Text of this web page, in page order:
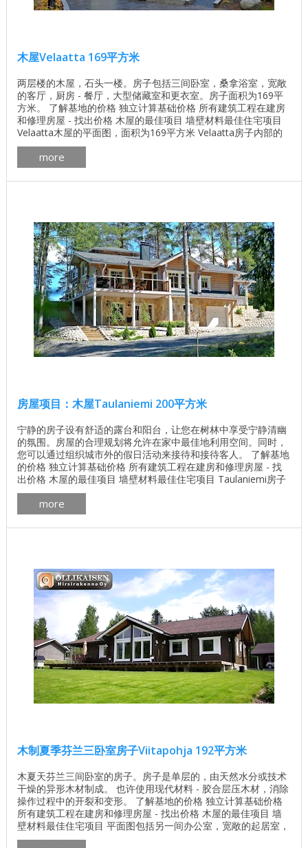
木屋Velaatta 169平方米
两层楼的木屋，石头一楼。房子包括三间卧室，桑拿浴室，宽敞
的客厅，厨房 - 餐厅，大型储藏室和更衣室。房子面积为169平
方米。 了解基地的价格 独立计算基础价格 所有建筑工程在建房
和修理房屋 - 找出价格 木屋的最佳项目 墙壁材料最佳住宅项目
Velaatta木屋的平面图，面积为169平方米 Velaatta房子内部的
几张照片 房子Velaatta门面的计划 ...
more
房屋项目：木屋Taulaniemi 200平方米
宁静的房子设有舒适的露台和阳台，让您在树林中享受宁静清幽
的氛围。房屋的合理规划将允许在家中最佳地利用空间。同时，
您可以通过组织城市外的假日活动来接待和接待客人。 了解基地
的价格 独立计算基础价格 所有建筑工程在建房和修理房屋 - 找
出价格 木屋的最佳项目 墙壁材料最佳住宅项目 Taulaniemi房子
的平面图 一个木房子Taulaniemi的内部版本 Taulaniemi房子外
墙的计划 ...
more
木制夏季芬兰三卧室房子Viitapohja 192平方米
木夏天芬兰三间卧室的房子。房子是单层的，由天然水分或技术
干燥的异形木材制成。 也许使用现代材料 - 胶合层压木材，消除
操作过程中的开裂和变形。 了解基地的价格 独立计算基础价格
所有建筑工程在建房和修理房屋 - 找出价格 木屋的最佳项目 墙
壁材料最佳住宅项目 平面图包括另一间办公室，宽敞的起居室，
厨房，两间浴室和整个房子的露台。 Viitapohja房子的面积为